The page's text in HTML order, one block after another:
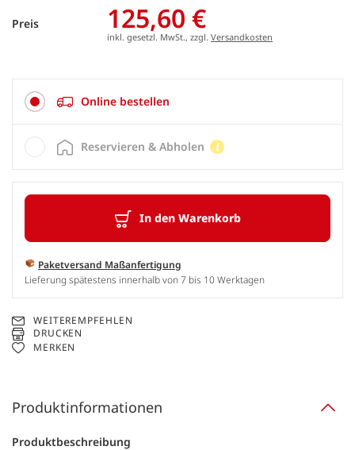
Preis 125,60 €
inkl. gesetzl. MwSt., zzgl. Versandkosten
Online bestellen
In den Warenkorb
Paketversand Maßanfertigung
Lieferung spätestens innerhalb von 7 bis 10 Werktagen
Reservieren & Abholen
WEITEREMPFEHLEN
DRUCKEN
MERKEN
Produktinformationen
Produktbeschreibung